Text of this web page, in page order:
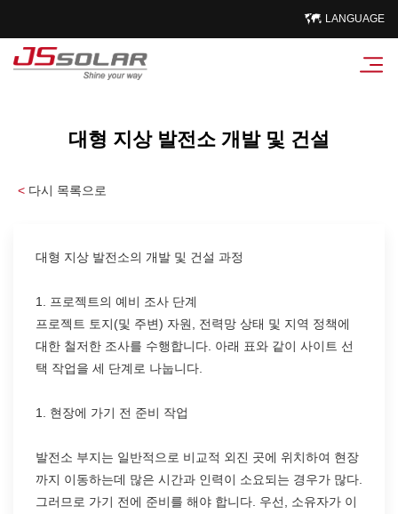
LANGUAGE
대형 지상 발전소 개발 및 건설
< 다시 목록으로
대형 지상 발전소의 개발 및 건설 과정
1. 프로젝트의 예비 조사 단계
프로젝트 토지(및 주변) 자원, 전력망 상태 및 지역 정책에
대한 철저한 조사를 수행합니다. 아래 표와 같이 사이트 선
택 작업을 세 단계로 나눕니다.
1. 현장에 가기 전 준비 작업
발전소 부지는 일반적으로 비교적 외진 곳에 위치하여 현장
까지 이동하는데 많은 시간과 인력이 소요되는 경우가 많다.
그러므로 가기 전에 준비를 해야 합니다. 우선, 소유자가 이